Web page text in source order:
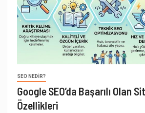
SEO NEDIR?
Google SEO’da Başarılı Olan
Özellikleri